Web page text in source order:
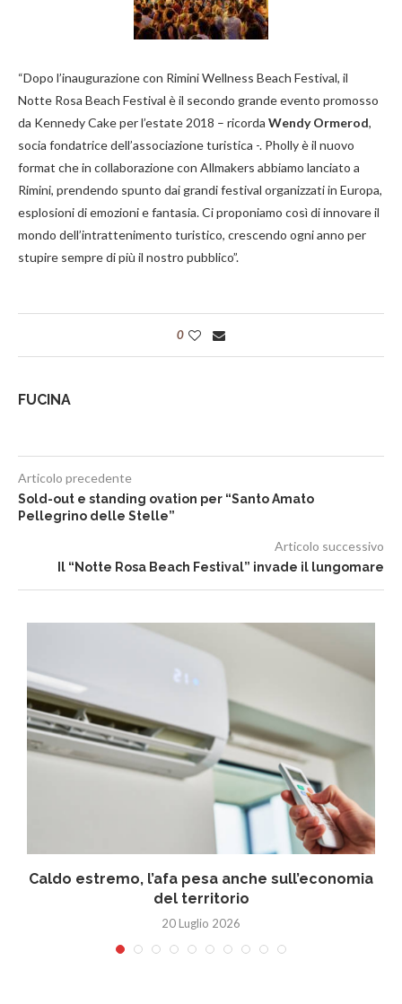
“Dopo l’inaugurazione con Rimini Wellness Beach Festival, il
Notte Rosa Beach Festival è il secondo grande evento promosso
da Kennedy Cake per l’estate 2018 – ricorda Wendy Ormerod,
socia fondatrice dell’associazione turistica -. Pholly è il nuovo
format che in collaborazione con Allmakers abbiamo lanciato a
Rimini, prendendo spunto dai grandi festival organizzati in Europa,
esplosioni di emozioni e fantasia. Ci proponiamo così di innovare il
mondo dell’intrattenimento turistico, crescendo ogni anno per
stupire sempre di più il nostro pubblico”.
0
FUCINA
Articolo precedente
Sold-out e standing ovation per “Santo Amato
Pellegrino delle Stelle”
Articolo successivo
Il “Notte Rosa Beach Festival” invade il lungomare
Caldo estremo, l’afa pesa anche sull’economia
del territorio
20 Luglio 2026